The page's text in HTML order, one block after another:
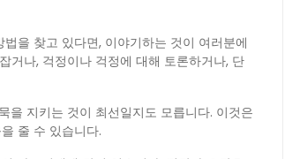
을 찾고 있다면, 이야기하는 것이 여러분에
거나, 걱정이나 걱정에 대해 토론하거나, 단
을 지키는 것이 최선일지도 모릅니다. 이것은
줄 수 있습니다.